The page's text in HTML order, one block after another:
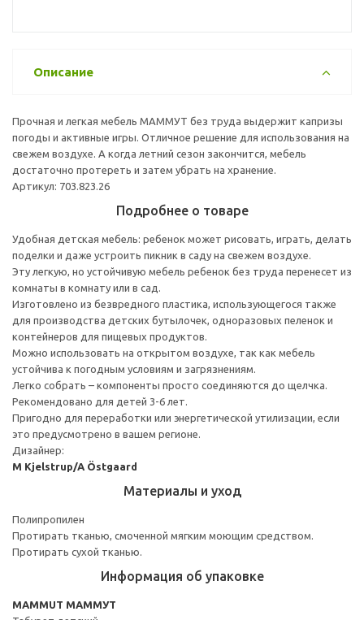
Описание
Прочная и легкая мебель МАММУТ без труда выдержит капризы
погоды и активные игры. Отличное решение для использования на
свежем воздухе. А когда летний сезон закончится, мебель
достаточно протереть и затем убрать на хранение.
Артикул: 703.823.26
Подробнее о товаре
Удобная детская мебель: ребенок может рисовать, играть, делать
поделки и даже устроить пикник в саду на свежем воздухе.
Эту легкую, но устойчивую мебель ребенок без труда перенесет из
комнаты в комнату или в сад.
Изготовлено из безвредного пластика, использующегося также
для производства детских бутылочек, одноразовых пеленок и
контейнеров для пищевых продуктов.
Можно использовать на открытом воздухе, так как мебель
устойчива к погодным условиям и загрязнениям.
Легко собрать – компоненты просто соединяются до щелчка.
Рекомендовано для детей 3-6 лет.
Пригодно для переработки или энергетической утилизации, если
это предусмотрено в вашем регионе.
Дизайнер:
M Kjelstrup/A Östgaard
Материалы и уход
Полипропилен
Протирать тканью, смоченной мягким моющим средством.
Протирать сухой тканью.
Информация об упаковке
MAMMUT МАММУТ